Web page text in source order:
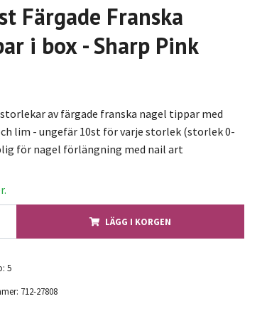
Färgade Franska
i box - Sharp Pink
av färgade franska nagel tippar med
lim - ungefär 10st för varje storlek (storlek 0-
för nagel förlängning med nail art
LÄGG I KORGEN
5
712-27808